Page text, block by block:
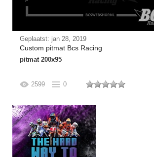
Geplaatst: jan 28, 2019
Custom pitmat Bcs Racing
pitmat 200x95
2599 0